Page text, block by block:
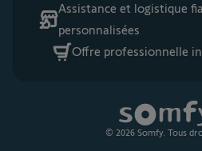
© 2026 Somfy. Tous
Assistance et logistique
personnalisées
Offre professionnelle